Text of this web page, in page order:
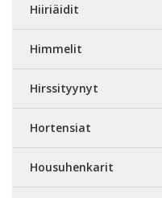
Hiiriäidit
Himmelit
Hirssityynyt
Hortensiat
Housuhenkarit